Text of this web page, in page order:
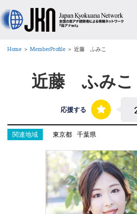
Home ＞ MemberProfile ＞ 近藤 ふみこ
近藤 ふみこ
応援する
関連地域 東京都 千葉県